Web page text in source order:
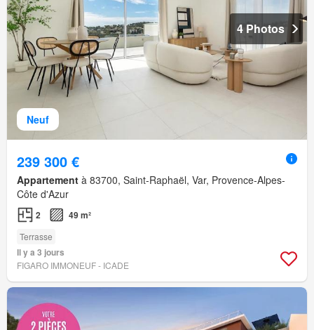
Neuf
4 Photos
239 300 €
Appartement à 83700, Saint-Raphaël, Var, Provence-Alpes-
Côte d'Azur
2 49 m²
Terrasse
Il y a 3 jours
FIGARO IMMONEUF - ICADE